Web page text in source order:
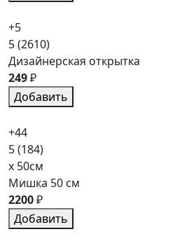
+5
5(2610)
Дизайнерская открытка
249₽
Добавить
+44
5(184)
x 50см
Мишка 50 см
2200₽
Добавить